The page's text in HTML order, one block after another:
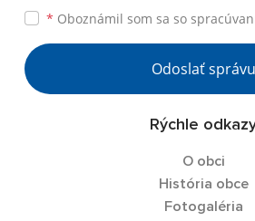
* Oboznámil som sa so
Odoslať správu
Rýchle
O obci
História obce
Fotogaléria